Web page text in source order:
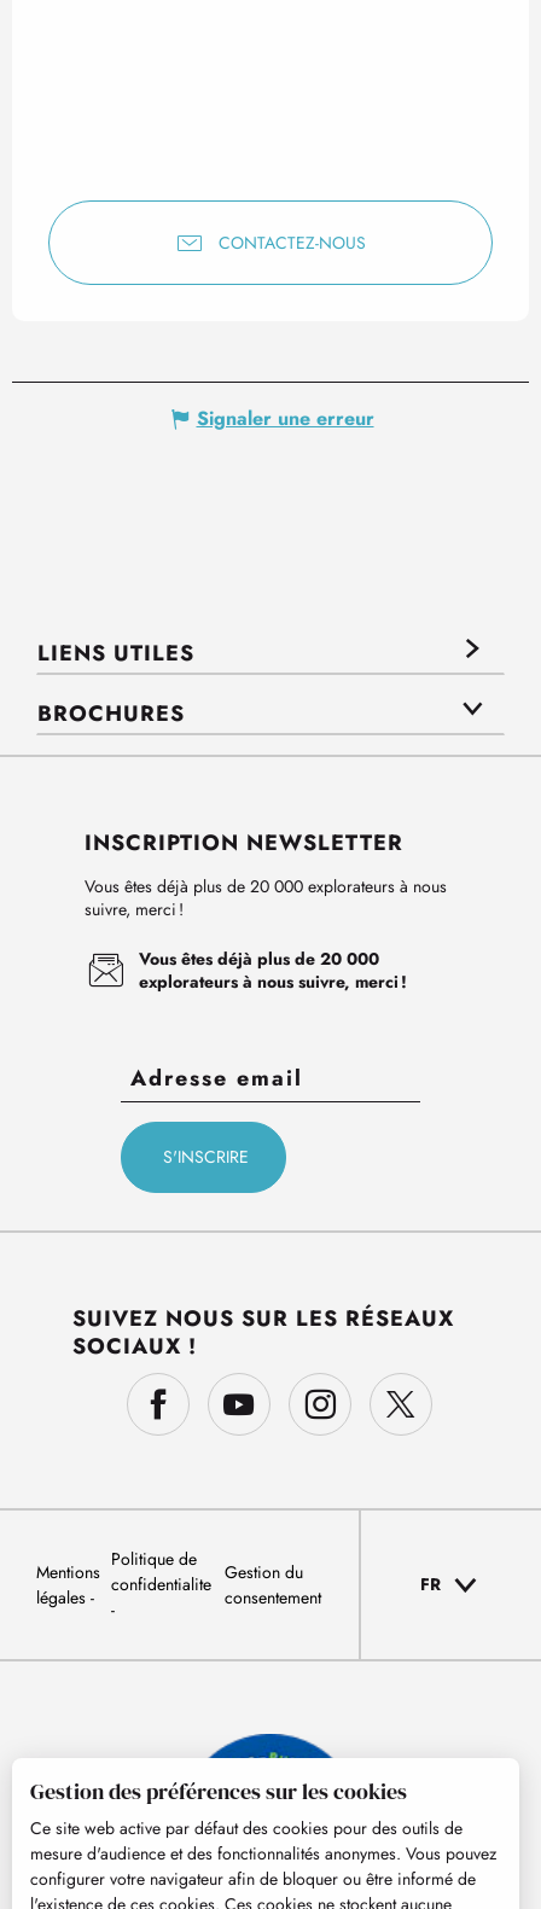
CONTACTEZ-NOUS
Signaler une erreur
LIENS UTILES
BROCHURES
INSCRIPTION NEWSLETTER
Vous êtes déjà plus de 20 000 explorateurs à nous
suivre, merci !
Vous êtes déjà plus de 20 000
explorateurs à nous suivre, merci !
SUIVEZ NOUS SUR LES RÉSEAUX
SOCIAUX !
Mentions
légales
Politique de
confidentialite
Gestion du
consentement
FR
Gestion des préférences sur les cookies
Ce site web active par défaut des cookies pour des outils de
mesure d'audience et des fonctionnalités anonymes. Vous pouvez
configurer votre navigateur afin de bloquer ou être informé de
l'existence de ces cookies. Ces cookies ne stockent aucune